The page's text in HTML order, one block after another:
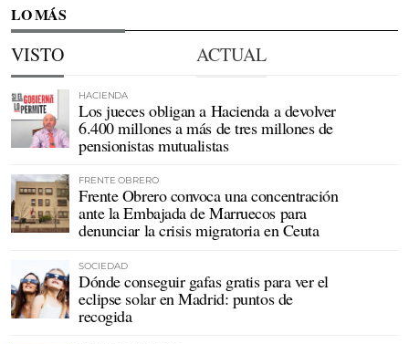
LO MÁS
VISTO ACTUAL
HACIENDA
Los jueces obligan a Hacienda a devolver
6.400 millones a más de tres millones de
pensionistas mutualistas
FRENTE OBRERO
Frente Obrero convoca una concentración
ante la Embajada de Marruecos para
denunciar la crisis migratoria en Ceuta
SOCIEDAD
Dónde conseguir gafas gratis para ver el
eclipse solar en Madrid: puntos de
recogida